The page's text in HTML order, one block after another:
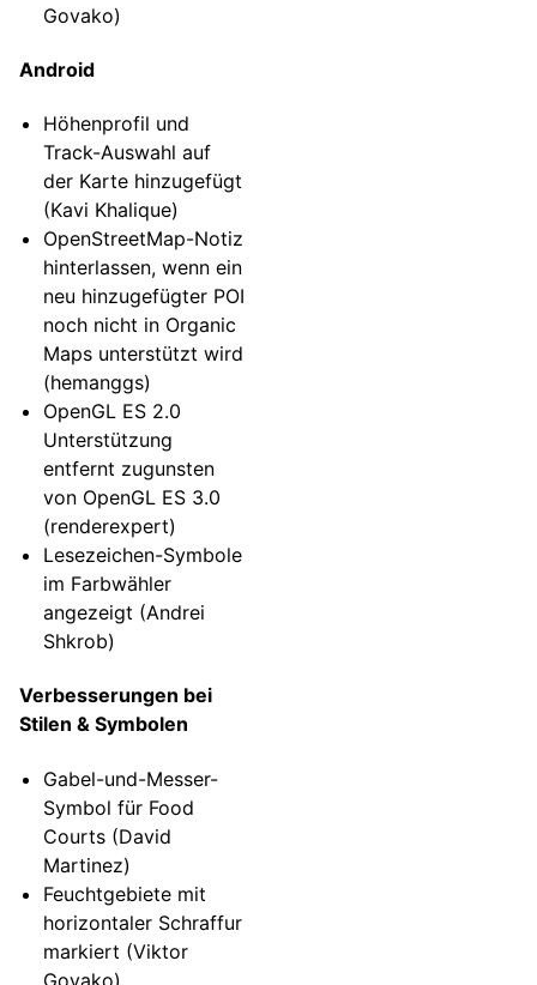
Govako)
Android
Höhenprofil und
Track-Auswahl auf
der Karte hinzugefügt
(Kavi Khalique)
OpenStreetMap-Notiz
hinterlassen, wenn ein
neu hinzugefügter POI
noch nicht in Organic
Maps unterstützt wird
(hemanggs)
OpenGL ES 2.0
Unterstützung
entfernt zugunsten
von OpenGL ES 3.0
(renderexpert)
Lesezeichen-Symbole
im Farbwähler
angezeigt (Andrei
Shkrob)
Verbesserungen bei
Stilen & Symbolen
Gabel-und-Messer-
Symbol für Food
Courts (David
Martinez)
Feuchtgebiete mit
horizontaler Schraffur
markiert (Viktor
Govako)